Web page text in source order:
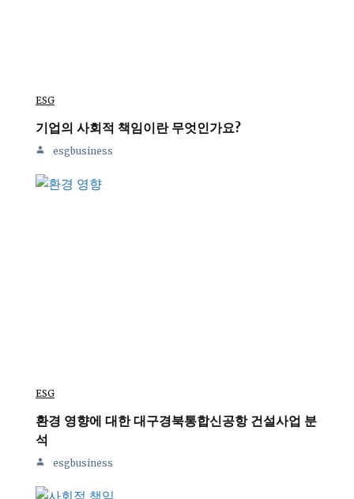
ESG
기업의 사회적 책임이란 무엇인가요?
esgbusiness
ESG
환경 영향에 대한 대구경북통합신공항 건설사업 분
석
esgbusiness